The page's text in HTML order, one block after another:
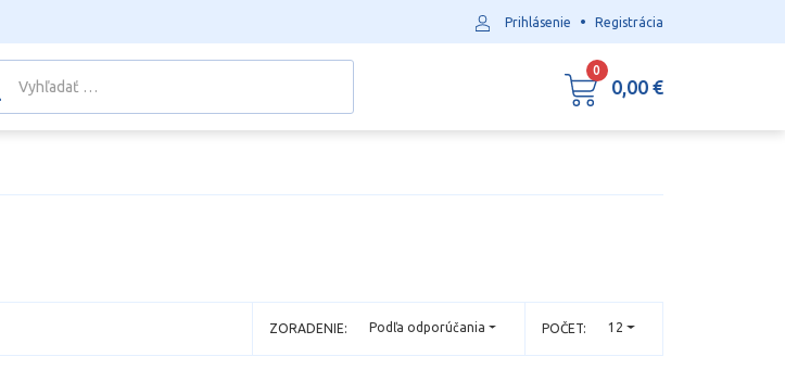
POČET: 12
ZORADENIE: Podľa odporúčania
Prihlásenie • Registrácia
0
0,00 €